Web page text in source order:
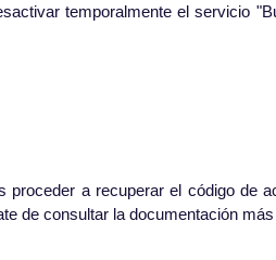
temporalmente el servicio
a recuperar el código de
de consultar la documentación